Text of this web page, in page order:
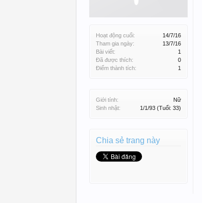
Hoạt động cuối:
14/7/16
Tham gia ngày:
13/7/16
Bài viết:
1
Đã được thích:
0
Điểm thành tích:
1
Giới tính:
Nữ
Sinh nhật:
1/1/93 (Tuổi: 33)
Chia sẻ trang này